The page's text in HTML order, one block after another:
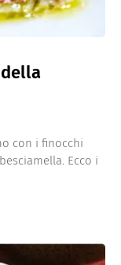
con i finocchi
Ecco i